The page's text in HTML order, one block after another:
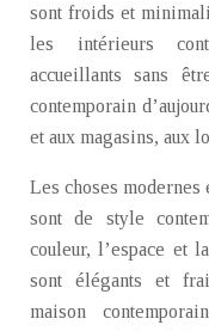
sont froids et
les intérieurs
accueillants sans
contemporain
et aux magasins, aux
Les choses modernes
sont de style
couleur, l’espace et
sont élégants et
maison